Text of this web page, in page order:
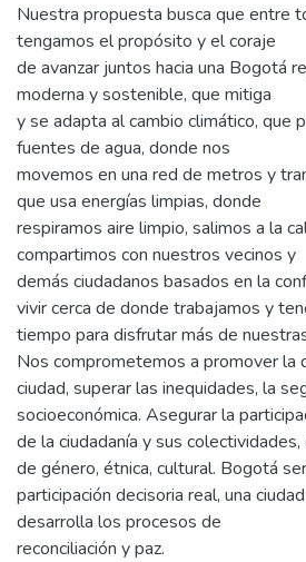
Nuestra propuesta busca que entre
tengamos el propósito y el coraje
de avanzar juntos hacia una Bogotá
moderna y sostenible, que mitiga
y se adapta al cambio climático, que
fuentes de agua, donde nos
movemos en una red de metros y
que usa energías limpias, donde
respiramos aire limpio, salimos a la
compartimos con nuestros vecinos y
demás ciudadanos basados en la
vivir cerca de donde trabajamos y
tiempo para disfrutar más de
Nos comprometemos a promover la
ciudad, superar las inequidades, la
socioeconómica. Asegurar la
de la ciudadanía y sus
de género, étnica, cultural. Bogotá
participación decisoria real, una
desarrolla los procesos de
reconciliación y paz.